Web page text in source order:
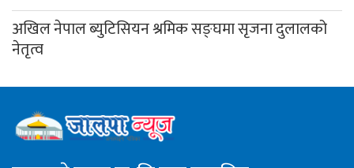
अखिल नेपाल ब्युटिसियन श्रमिक सङ्घमा सृजना दुलालको
नेतृत्व